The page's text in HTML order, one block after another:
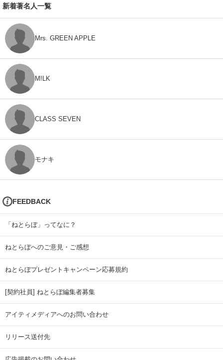
新着著名人一覧
Mrs. GREEN APPLE
M!LK
CLASS SEVEN
モナキ
FEEDBACK
「ねとらぼ」ってなに？
ねとらぼへのご意見・ご感想
ねとらぼプレゼントキャンペーン応募規約
[契約社員] ねとらぼ編集者募集
アイティメディアへのお問い合わせ
リリース送付先